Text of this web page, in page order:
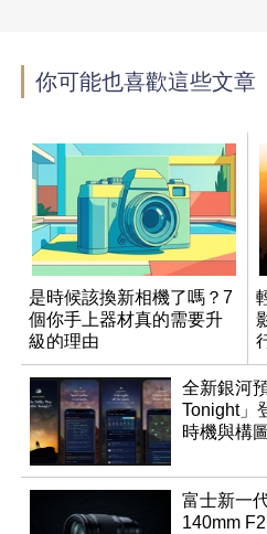
你可能也喜歡這些文章
是時候該換新相機了嗎？7
個你手上器材真的需要升
級的理由
全新銀河
Tonight」
時機與構圖
富士新一
140mm